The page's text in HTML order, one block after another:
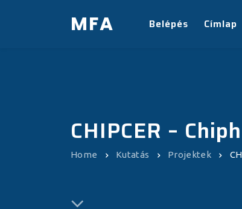
MFA Belépés Címlap
CHIPCER –
Home Kutatás Projektek